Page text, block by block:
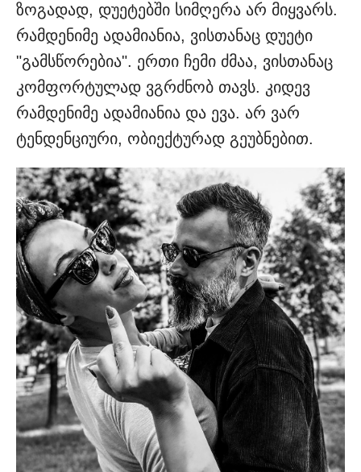
ზოგადად, დუეტებში სიმღერა არ მიყვარს.
რამდენიმე ადამიანია, ვისთანაც დუეტი
"გამსწორებია". ერთი ჩემი ძმაა, ვისთანაც
კომფორტულად ვგრძნობ თავს. კიდევ
რამდენიმე ადამიანია და ევა. არ ვარ
ტენდენციური, ობიექტურად გეუბნებით.